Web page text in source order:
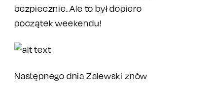
bezpiecznie. Ale to był dopiero
początek weekendu!
Następnego dnia Zalewski znów